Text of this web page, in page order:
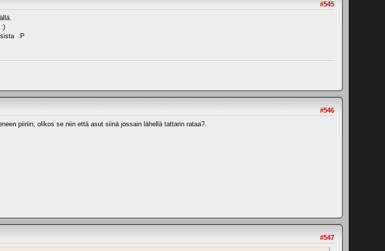
#545
:P
#546
piiriin, olikos se niin että asut siinä jossain lähellä tattarin rataa?.
#547